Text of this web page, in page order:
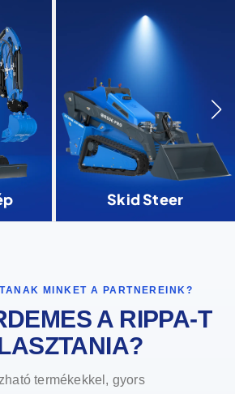
Skid Steer
MINKET A PARTNEREINK?
A RIPPA-T
termékekkel, gyors